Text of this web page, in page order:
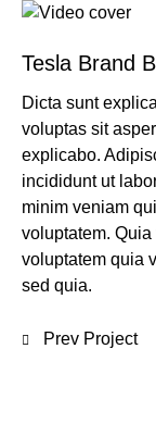
Tesla Brand
Dicta sunt
voluptas sit
explicabo.
incididunt ut
minim veniam
voluptatem.
voluptatem quia
sed quia.
Prev Project